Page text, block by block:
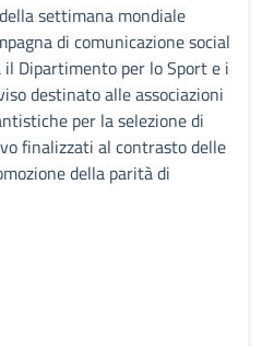
settimana mondiale
di comunicazione social
Dipartimento per lo Sport e i
destinato alle associazioni
per la selezione di
finalizzati al contrasto delle
della parità di